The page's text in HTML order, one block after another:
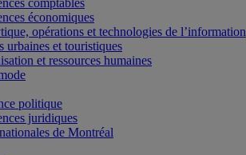
comptables
économiques
opérations et technologies de l’information
urbaines et touristiques
et ressources humaines
politique
juridiques
de Montréal